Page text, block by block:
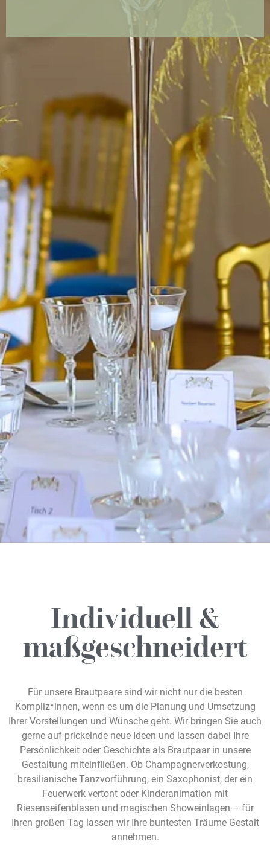
Individuell &
maßgeschneidert​
Für unsere Brautpaare sind wir nicht nur die besten
Kompliz*innen, wenn es um die Planung und Umsetzung
Ihrer Vorstellungen und Wünsche geht. Wir bringen Sie auch
gerne auf prickelnde neue Ideen und lassen dabei Ihre
Persönlichkeit oder Geschichte als Brautpaar in unsere
Gestaltung miteinfließen. Ob Champagnerverkostung,
brasilianische Tanzvorführung, ein Saxophonist, der ein
Feuerwerk vertont oder Kinderanimation mit
Riesenseifenblasen und magischen Showeinlagen – für
Ihren großen Tag lassen wir Ihre buntesten Träume Gestalt
annehmen.